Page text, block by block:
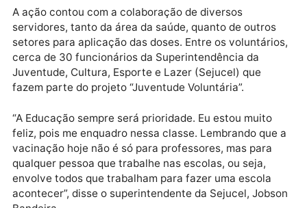
Conforme reforçado pela Secretaria de Estado da
Saúde (Sesau), os profissionais que não puderam
comparecer neste domingo, poderão ser vacinados
outros dias, conforme o calendário já estabelecido.
A ação contou com a colaboração de diversos
servidores, tanto da área da saúde, quanto de outros
setores para aplicação das doses. Entre os
cerca de 30 funcionários da Superintendência da
Juventude, Cultura, Esporte e Lazer (Sejucel) que
fazem parte do projeto “Juventude Voluntária”.